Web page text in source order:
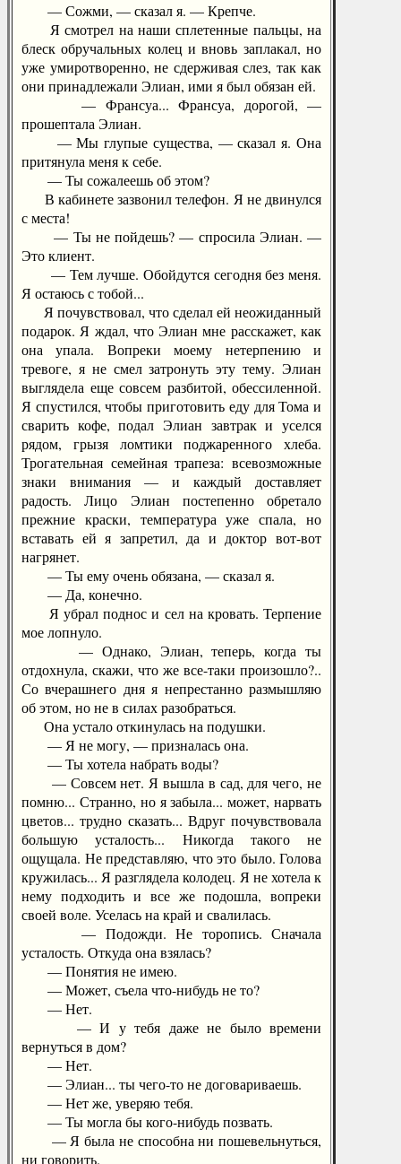
— Сожми, — сказал я. — Крепче.
Я смотрел на наши сплетенные пальцы, на
блеск обручальных колец и вновь заплакал, но
уже умиротворенно, не сдерживая слез, так как
они принадлежали Элиан, ими я был обязан ей.
— Франсуа... Франсуа, дорогой, —
прошептала Элиан.
— Мы глупые существа, — сказал я. Она
притянула меня к себе.
— Ты сожалеешь об этом?
В кабинете зазвонил телефон. Я не двинулся
с места!
— Ты не пойдешь? — спросила Элиан. —
Это клиент.
— Тем лучше. Обойдутся сегодня без меня.
Я остаюсь с тобой...
Я почувствовал, что сделал ей неожиданный
подарок. Я ждал, что Элиан мне расскажет, как
она упала. Вопреки моему нетерпению и
тревоге, я не смел затронуть эту тему. Элиан
выглядела еще совсем разбитой, обессиленной.
Я спустился, чтобы приготовить еду для Тома и
сварить кофе, подал Элиан завтрак и уселся
рядом, грызя ломтики поджаренного хлеба.
Трогательная семейная трапеза: всевозможные
знаки внимания — и каждый доставляет
радость. Лицо Элиан постепенно обретало
прежние краски, температура уже спала, но
вставать ей я запретил, да и доктор вот-вот
нагрянет.
— Ты ему очень обязана, — сказал я.
— Да, конечно.
Я убрал поднос и сел на кровать. Терпение
мое лопнуло.
— Однако, Элиан, теперь, когда ты
отдохнула, скажи, что же все-таки произошло?..
Со вчерашнего дня я непрестанно размышляю
об этом, но не в силах разобраться.
Она устало откинулась на подушки.
— Я не могу, — призналась она.
— Ты хотела набрать воды?
— Совсем нет. Я вышла в сад, для чего, не
помню... Странно, но я забыла... может, нарвать
цветов... трудно сказать... Вдруг почувствовала
большую усталость... Никогда такого не
ощущала. Не представляю, что это было. Голова
кружилась... Я разглядела колодец. Я не хотела к
нему подходить и все же подошла, вопреки
своей воле. Уселась на край и свалилась.
— Подожди. Не торопись. Сначала
усталость. Откуда она взялась?
— Понятия не имею.
— Может, съела что-нибудь не то?
— Нет.
— И у тебя даже не было времени
вернуться в дом?
— Нет.
— Элиан... ты чего-то не договариваешь.
— Нет же, уверяю тебя.
— Ты могла бы кого-нибудь позвать.
— Я была не способна ни пошевельнуться,
ни говорить.